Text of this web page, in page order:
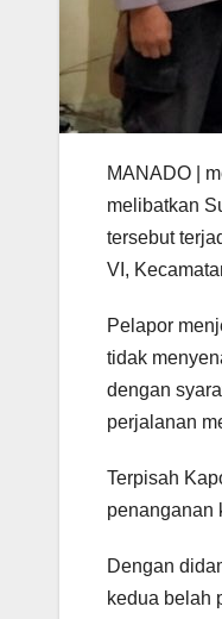
MANADO |
melibatkan
tersebut
VI,
Pelapor
tidak
dengan
perjalanan
Terpisah
penanganan
Dengan
kedua belah